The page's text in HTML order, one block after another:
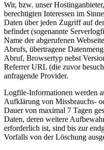
Wir, bzw. unser
berechtigten Interessen im
Daten über jeden Zugriff auf
befindet (sogenannte
Name der abgerufenen
Abrufs, übertragene
Abruf, Browsertyp nebst
Referrer URL (die zuvor
anfragende Provider.
Logfile-Informationen werden
Aufklärung von Missbrauchs-
Dauer von maximal 7 Tagen
Daten, deren weitere
erforderlich ist, sind bis zur
Vorfalls von der Löschung